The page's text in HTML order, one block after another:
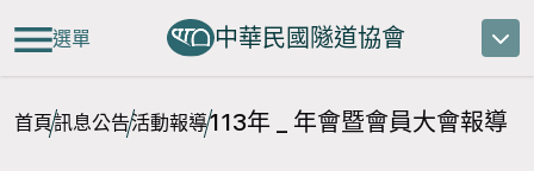
選單 中華民國隧道協會
首頁訊息公告活動報導113年 _ 年會暨會員大會報導